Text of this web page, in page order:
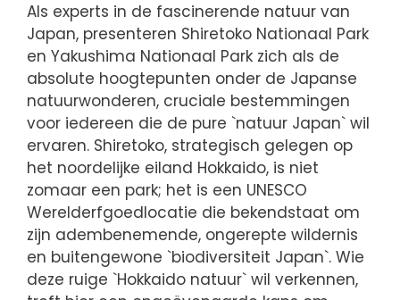
Als experts in de fascinerende natuur van
Japan, presenteren Shiretoko Nationaal Park
en Yakushima Nationaal Park zich als de
absolute hoogtepunten onder de Japanse
natuurwonderen, cruciale bestemmingen
voor iedereen die de pure `natuur Japan` wil
ervaren. Shiretoko, strategisch gelegen op
het noordelijke eiland Hokkaido, is niet
zomaar een park; het is een UNESCO
Werelderfgoedlocatie die bekendstaat om
zijn adembenemende, ongerepte wildernis
en buitengewone `biodiversiteit Japan`. Wie
deze ruige `Hokkaido natuur` wil verkennen,